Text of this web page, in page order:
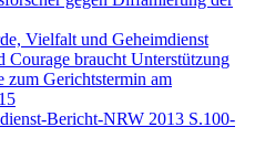
Vielfalt und Geheimdienst
Courage braucht Unterstützung
zum Gerichtstermin am
Bericht-NRW 2013 S.100-